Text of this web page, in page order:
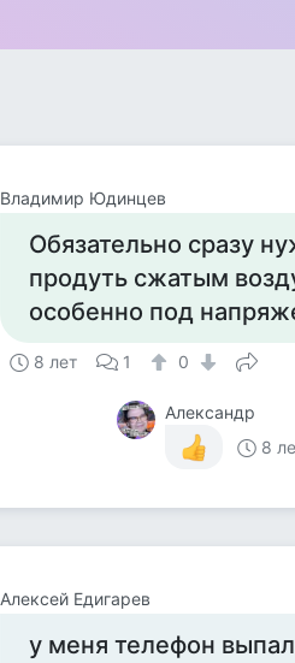
Владимир Юдинцев
Обязательно сразу
продуть сжатым
особенно под
8 лет 1 0
Александр
8
Алексей Едигарев
у меня телефон